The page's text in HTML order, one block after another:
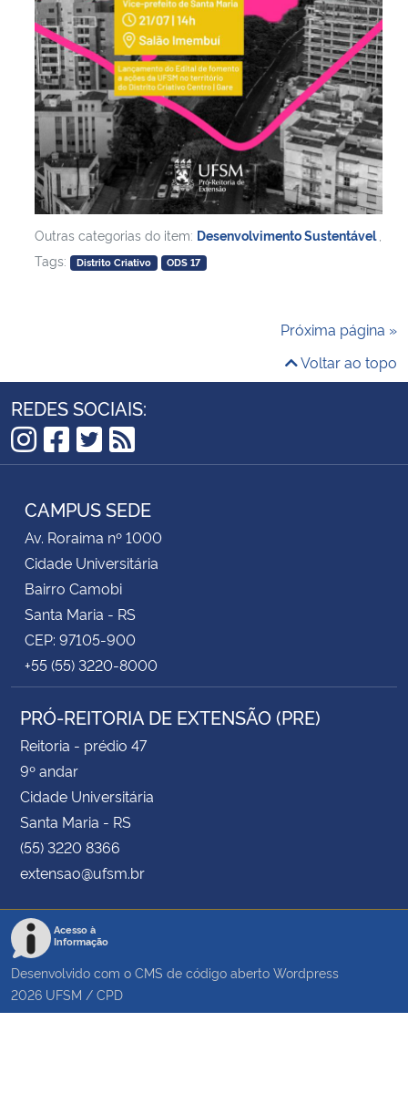
Outras categorias do item: Desenvolvimento Sustentável
Tags:
Distrito Criativo ODS 17
Próxima página »
Voltar ao topo
REDES SOCIAIS:
Instagram
Facebook
Twitter
RSS
CAMPUS SEDE
Av. Roraima nº 1000
Cidade Universitária
Bairro Camobi
Santa Maria - RS
CEP: 97105-900
+55 (55) 3220-8000
PRÓ-REITORIA DE EXTENSÃO (PRE)
Reitoria - prédio 47
9º andar
Cidade Universitária
Santa Maria - RS
(55) 3220 8366
extensao@ufsm.br
Acesso à
Informação
Desenvolvido com o CMS de código aberto Wordpress
2026 UFSM / CPD